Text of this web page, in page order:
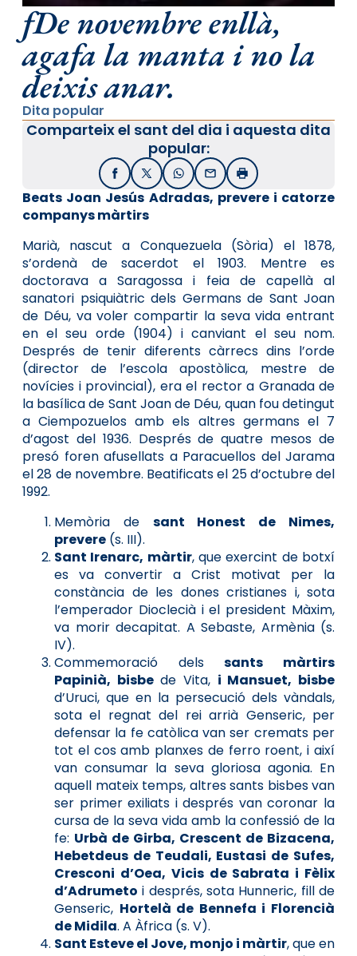
fDe novembre enllà,
agafa la manta i no la
deixis anar.
Dita popular
Comparteix el sant del dia i aquesta dita
popular:
FacebookX / TwitterWhatsApp
EmailImprimir
Beats Joan Jesús Adradas, prevere i catorze
companys màrtirs
Marià, nascut a Conquezuela (Sòria) el 1878,
s’ordenà de sacerdot el 1903. Mentre es
doctorava a Saragossa i feia de capellà al
sanatori psiquiàtric dels Germans de Sant Joan
de Déu, va voler compartir la seva vida entrant
en el seu orde (1904) i canviant el seu nom.
Després de tenir diferents càrrecs dins l’orde
(director de l’escola apostòlica, mestre de
novícies i provincial), era el rector a Granada de
la basílica de Sant Joan de Déu, quan fou detingut
a Ciempozuelos amb els altres germans el 7
d’agost del 1936. Després de quatre mesos de
presó foren afusellats a Paracuellos del Jarama
el 28 de novembre. Beatificats el 25 d’octubre del
1992.
Memòria de sant Honest de Nimes,
prevere (s. III).
Sant Irenarc, màrtir, que exercint de botxí
es va convertir a Crist motivat per la
constància de les dones cristianes i, sota
l’emperador Dioclecià i el president Màxim,
va morir decapitat. A Sebaste, Armènia (s.
IV).
Commemoració delssants màrtirs
Papinià, bisbede Vita, i Mansuet, bisbe
d’Uruci, que en la persecució dels vàndals,
sota el regnat del rei arrià Genseric, per
defensar la fe catòlica van ser cremats per
tot el cos amb planxes de ferro roent, i així
van consumar la seva gloriosa agonia. En
aquell mateix temps, altres sants bisbes van
ser primer exiliats i després van coronar la
cursa de la seva vida amb la confessió de la
fe: Urbà de Girba, Crescent de Bizacena,
Hebetdeus de Teudali, Eustasi de Sufes,
Cresconi d’Oea, Vicis de Sabrata i Fèlix
d’Adrumeto i després, sota Hunneric, fill de
Genseric, Hortelà de Bennefa i Florencià
de Midila. A Àfrica (s. V).
Sant Esteve el Jove, monjo i màrtir, que en